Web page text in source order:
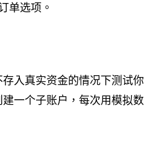
单选项。
入真实资金的情况下测试你
一个子账户，每次用模拟数